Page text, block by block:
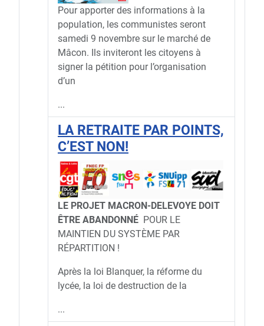
Pour apporter des informations à la
population, les communistes seront
samedi 9 novembre sur le marché de
Mâcon. Ils inviteront les citoyens à
signer la pétition pour l’organisation
d’un
...
LA RETRAITE PAR POINTS,
C’EST NON!
LE PROJET MACRON-DELEVOYE DOIT
ÊTRE ABANDONNÉ POUR LE
MAINTIEN DU SYSTÈME PAR
RÉPARTITION !
Après la loi Blanquer, la réforme du
lycée, la loi de destruction de la
...